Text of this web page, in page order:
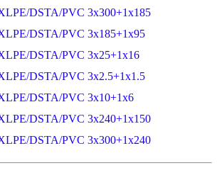
DSTA/PVC 3x300+1x185
DSTA/PVC 3x185+1x95
DSTA/PVC 3x25+1x16
DSTA/PVC 3x2.5+1x1.5
DSTA/PVC 3x10+1x6
DSTA/PVC 3x240+1x150
DSTA/PVC 3x300+1x240